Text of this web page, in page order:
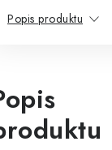
Popis produktu